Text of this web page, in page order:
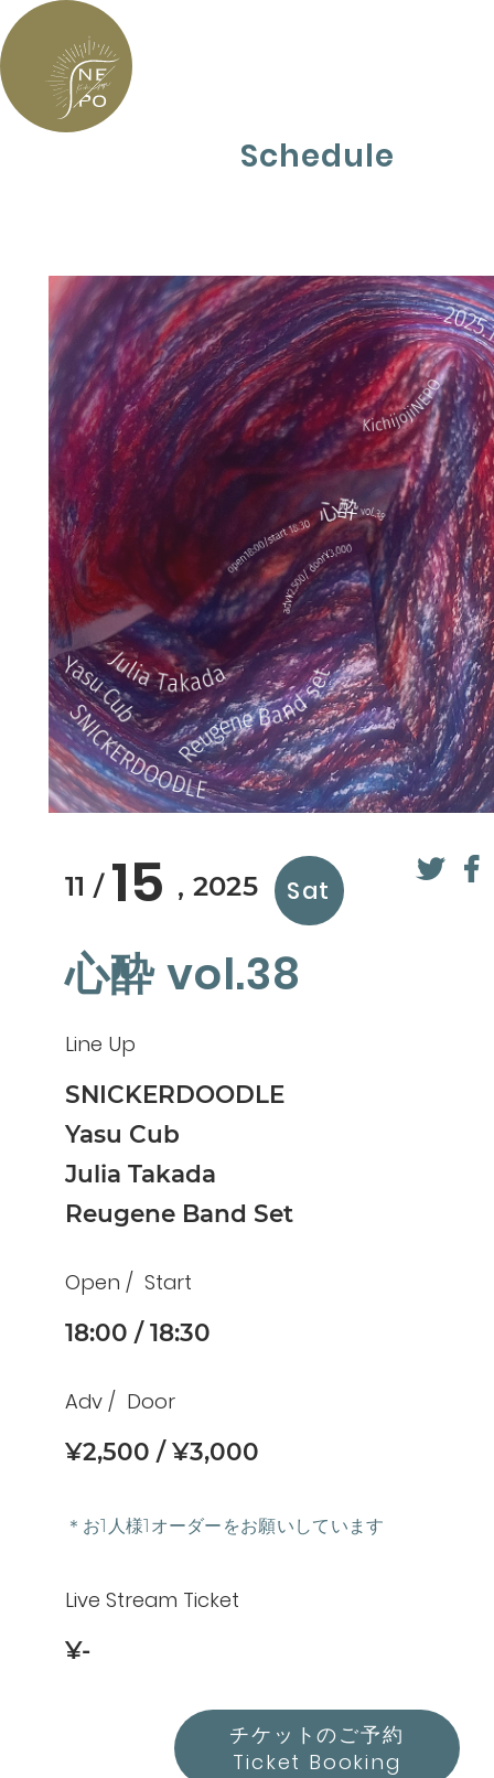
Schedule
11 15 2025 Sat
心酔 vol.38
Line Up
SNICKERDOODLE
Yasu Cub
Julia Takada
Reugene Band Set
Open Start
18:00 18:30
Adv Door
¥2,500 ¥3,000
＊お1人様1オーダーをお願いしています
Live Stream Ticket
¥-
チケットのご予約
Ticket Booking